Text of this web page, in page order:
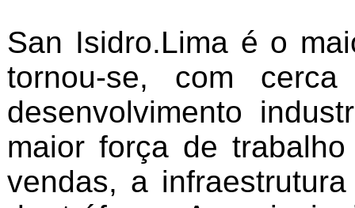
San Isidro.Lima é o
tornou-se, com
desenvolvimento
maior força de
vendas, a